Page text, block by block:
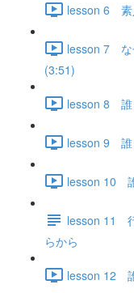
lesson 6 素
lesson 7 な
(3:51)
lesson 8 誰
lesson 9 誰
lesson 10
lesson 11
らから
lesson 12